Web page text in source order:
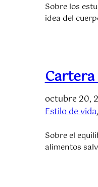
Sobre los
idea del
octubre 20,
Estilo de vida
Sobre el
alimentos